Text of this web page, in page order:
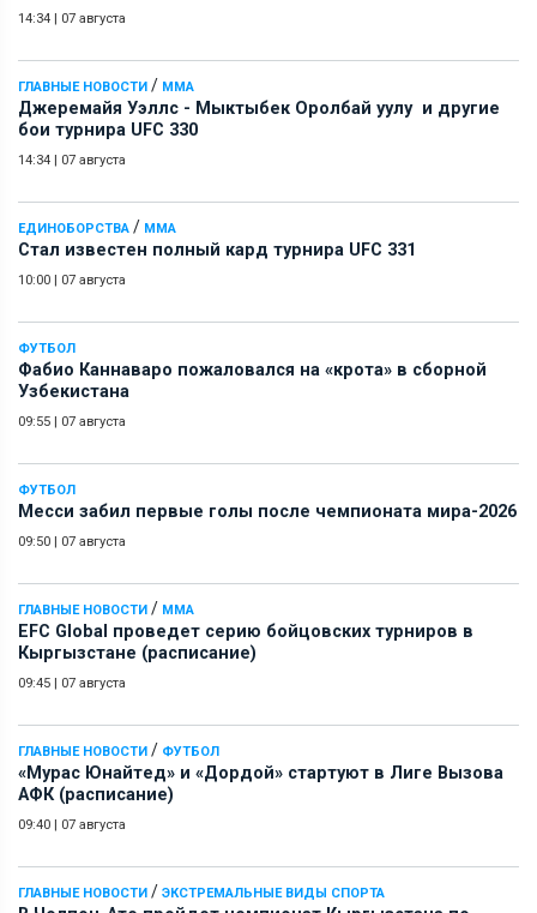
14:34 | 07 августа
ГЛАВНЫЕ НОВОСТИ / ММА
Джеремайя Уэллс - Мыктыбек Оролбай уулу и другие
бои турнира UFC 330
14:34 | 07 августа
ЕДИНОБОРСТВА / ММА
Стал известен полный кард турнира UFC 331
10:00 | 07 августа
ФУТБОЛ
Фабио Каннаваро пожаловался на «крота» в сборной
Узбекистана
09:55 | 07 августа
ФУТБОЛ
Месси забил первые голы после чемпионата мира-2026
09:50 | 07 августа
ГЛАВНЫЕ НОВОСТИ / ММА
EFC Global проведет серию бойцовских турниров в
Кыргызстане (расписание)
09:45 | 07 августа
ГЛАВНЫЕ НОВОСТИ / ФУТБОЛ
«Мурас Юнайтед» и «Дордой» стартуют в Лиге Вызова
АФК (расписание)
09:40 | 07 августа
ГЛАВНЫЕ НОВОСТИ / ЭКСТРЕМАЛЬНЫЕ ВИДЫ СПОРТА